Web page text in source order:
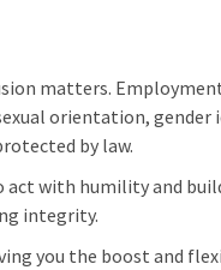
matters.
orientation, gender
by law.
act with humility and
integrity.
you the boost and